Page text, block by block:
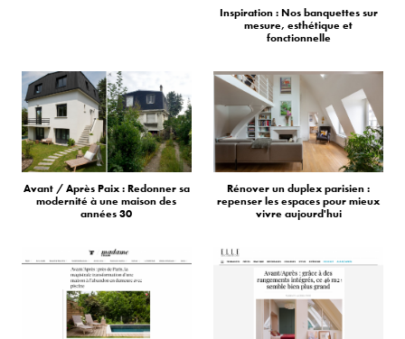
Inspiration : Nos banquettes sur
mesure, esthétique et
fonctionnelle
Avant / Après Paix : Redonner sa
modernité à une maison des
années 30
Rénover un duplex parisien :
repenser les espaces pour mieux
vivre aujourd'hui